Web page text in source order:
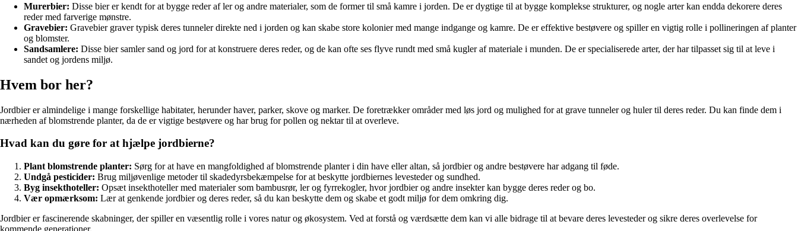
Murerbier: Disse bier er kendt for at bygge reder af ler og andre materialer, som de former til små kamre i jorden. De er dygtige til at bygge komplekse strukturer, og nogle arter kan endda dekorere deres
reder med farverige mønstre.
Gravebier: Gravebier graver typisk deres tunneler direkte ned i jorden og kan skabe store kolonier med mange indgange og kamre. De er effektive bestøvere og spiller en vigtig rolle i pollineringen af planter
og blomster.
Sandsamlere: Disse bier samler sand og jord for at konstruere deres reder, og de kan ofte ses flyve rundt med små kugler af materiale i munden. De er specialiserede arter, der har tilpasset sig til at leve i
sandet og jordens miljø.
Hvem bor her?
Jordbier er almindelige i mange forskellige habitater, herunder haver, parker, skove og marker. De foretrækker områder med løs jord og mulighed for at grave tunneler og huler til deres reder. Du kan finde dem i
nærheden af blomstrende planter, da de er vigtige bestøvere og har brug for pollen og nektar til at overleve.
Hvad kan du gøre for at hjælpe jordbierne?
Plant blomstrende planter: Sørg for at have en mangfoldighed af blomstrende planter i din have eller altan, så jordbier og andre bestøvere har adgang til føde.
Undgå pesticider: Brug miljøvenlige metoder til skadedyrsbekæmpelse for at beskytte jordbiernes levesteder og sundhed.
Byg insekthoteller: Opsæt insekthoteller med materialer som bambusrør, ler og fyrrekogler, hvor jordbier og andre insekter kan bygge deres reder og bo.
Vær opmærksom: Lær at genkende jordbier og deres reder, så du kan beskytte dem og skabe et godt miljø for dem omkring dig.
Jordbier er fascinerende skabninger, der spiller en væsentlig rolle i vores natur og økosystem. Ved at forstå og værdsætte dem kan vi alle bidrage til at bevare deres levesteder og sikre deres overlevelse for